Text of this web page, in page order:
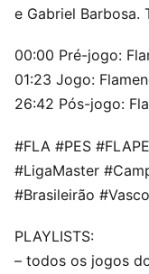
e Gabriel Barbosa.
00:00 Pré-jogo:
01:23 Jogo:
26:42 Pós-jogo:
#FLA #PES
#LigaMaster
#Brasileirão
PLAYLISTS:
– todos os jogos